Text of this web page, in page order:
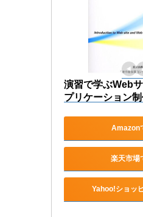
演習で学ぶWeb
プリケーション
Amazon
楽天市場
Yahoo!ショッ